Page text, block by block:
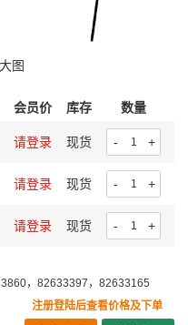
图
会员价 库存 数量
请登录 现货 - +
请登录 现货 - +
请登录 现货 - +
，82633397，82633165
注册登陆后查看价格及下单